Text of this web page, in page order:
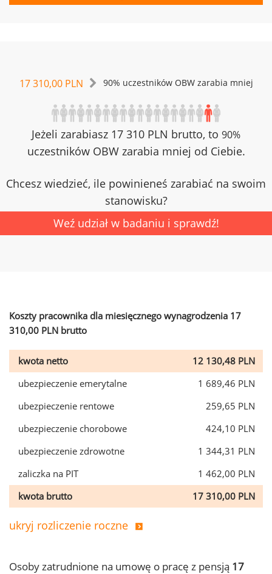
17 310,00 PLN 90% uczestników OBW zarabia mniej
Jeżeli zarabiasz 17 310 PLN brutto, to 90%
uczestników OBW zarabia mniej od Ciebie.
Chcesz wiedzieć, ile powinieneś zarabiać na swoim
stanowisku?
Weź udział w badaniu i sprawdź!
Koszty pracownika dla miesięcznego wynagrodzenia 17
310,00 PLN brutto
kwota netto
12 130,48 PLN
ubezpieczenie emerytalne
1 689,46 PLN
ubezpieczenie rentowe
259,65 PLN
ubezpieczenie chorobowe
424,10 PLN
ubezpieczenie zdrowotne
1 344,31 PLN
zaliczka na PIT
1 462,00 PLN
kwota brutto
17 310,00 PLN
ukryj rozliczenie roczne
Osoby zatrudnione na umowę o pracę z pensją 17